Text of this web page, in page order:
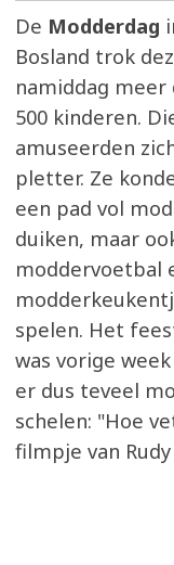
De Modderdag
Bosland trok
namiddag meer
500 kinderen.
amuseerden
pletter. Ze
een pad vol
duiken, maar
moddervoetbal
spelen. Het
was vorige
er dus teveel
schelen: "Hoe
filmpje van Rudy